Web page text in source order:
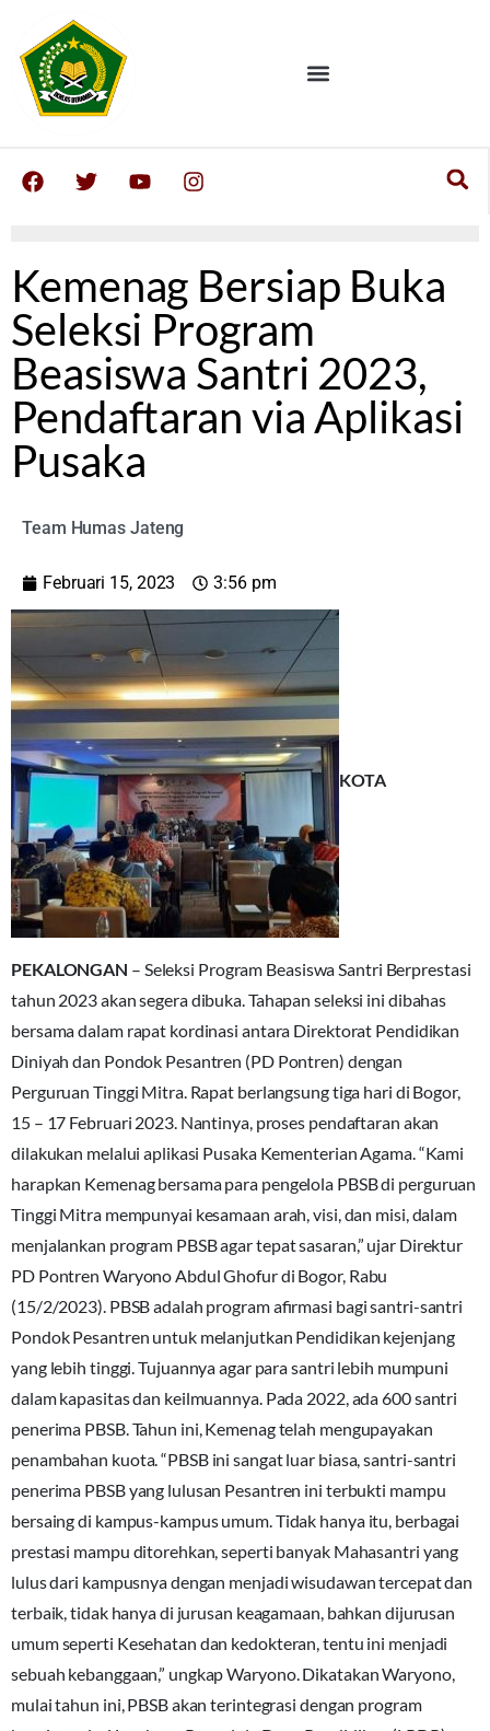
Kemenag Bersiap Buka
Seleksi Program
Beasiswa Santri 2023,
Pendaftaran via Aplikasi
Pusaka
Team Humas Jateng
Februari 15, 2023 3:56 pm
KOTA
PEKALONGAN – Seleksi Program Beasiswa Santri Berprestasi
tahun 2023 akan segera dibuka. Tahapan seleksi ini dibahas
bersama dalam rapat kordinasi antara Direktorat Pendidikan
Diniyah dan Pondok Pesantren (PD Pontren) dengan
Perguruan Tinggi Mitra. Rapat berlangsung tiga hari di Bogor,
15 – 17 Februari 2023. Nantinya, proses pendaftaran akan
dilakukan melalui aplikasi Pusaka Kementerian Agama. “Kami
harapkan Kemenag bersama para pengelola PBSB di perguruan
Tinggi Mitra mempunyai kesamaan arah, visi, dan misi, dalam
menjalankan program PBSB agar tepat sasaran,” ujar Direktur
PD Pontren Waryono Abdul Ghofur di Bogor, Rabu
(15/2/2023). PBSB adalah program afirmasi bagi santri-santri
Pondok Pesantren untuk melanjutkan Pendidikan kejenjang
yang lebih tinggi. Tujuannya agar para santri lebih mumpuni
dalam kapasitas dan keilmuannya. Pada 2022, ada 600 santri
penerima PBSB. Tahun ini, Kemenag telah mengupayakan
penambahan kuota. “PBSB ini sangat luar biasa, santri-santri
penerima PBSB yang lulusan Pesantren ini terbukti mampu
bersaing di kampus-kampus umum. Tidak hanya itu, berbagai
prestasi mampu ditorehkan, seperti banyak Mahasantri yang
lulus dari kampusnya dengan menjadi wisudawan tercepat dan
terbaik, tidak hanya di jurusan keagamaan, bahkan dijurusan
umum seperti Kesehatan dan kedokteran, tentu ini menjadi
sebuah kebanggaan,” ungkap Waryono. Dikatakan Waryono,
mulai tahun ini, PBSB akan terintegrasi dengan program